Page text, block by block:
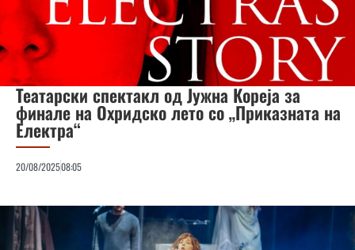
Театарски спектакл од Јужна Кореја за
финале на Охридско лето со „Приказната на
Електра“
20/08/202508:05